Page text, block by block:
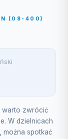
(08-400)
warto zwrócić
W dzielnicach
można spotkać